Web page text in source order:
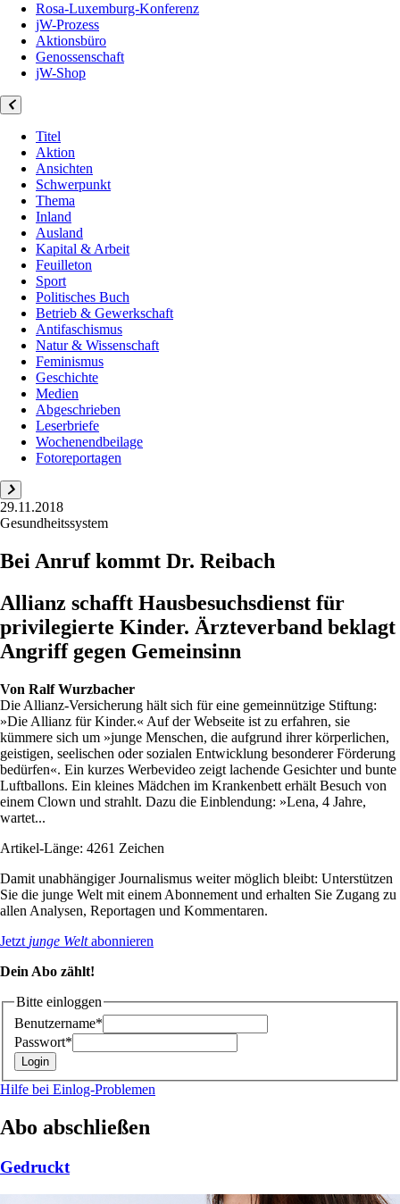
Rosa-Luxemburg-Konferenz
jW-Prozess
Aktionsbüro
Genossenschaft
jW-Shop
Titel
Aktion
Ansichten
Schwerpunkt
Thema
Inland
Ausland
Kapital & Arbeit
Feuilleton
Sport
Politisches Buch
Betrieb & Gewerkschaft
Antifaschismus
Natur & Wissenschaft
Feminismus
Geschichte
Medien
Abgeschrieben
Leserbriefe
Wochenendbeilage
Fotoreportagen
29.11.2018
Gesundheitssystem
Bei Anruf kommt Dr. Reibach
Allianz schafft Hausbesuchsdienst für
privilegierte Kinder. Ärzteverband beklagt
Angriff gegen Gemeinsinn
Von Ralf Wurzbacher
Die Allianz-Versicherung hält sich für eine gemeinnützige Stiftung:
»Die Allianz für Kinder.« Auf der Webseite ist zu erfahren, sie
kümmere sich um »junge Menschen, die aufgrund ihrer körperlichen,
geistigen, seelischen oder sozialen Entwicklung besonderer Förderung
bedürfen«. Ein kurzes Werbevideo zeigt lachende Gesichter und bunte
Luftballons. Ein kleines Mädchen im Krankenbett erhält Besuch von
einem Clown und strahlt. Dazu die Einblendung: »Lena, 4 Jahre,
wartet...
Artikel-Länge: 4261 Zeichen
Damit unabhängiger Journalismus weiter möglich bleibt: Unterstützen
Sie die junge Welt mit einem Abonnement und erhalten Sie Zugang zu
allen Analysen, Reportagen und Kommentaren.
Jetzt junge Weltabonnieren
Dein Abo zählt!
Bitte einloggen
Benutzername*
Passwort*
Hilfe bei Einlog-Problemen
Abo abschließen
Gedruckt